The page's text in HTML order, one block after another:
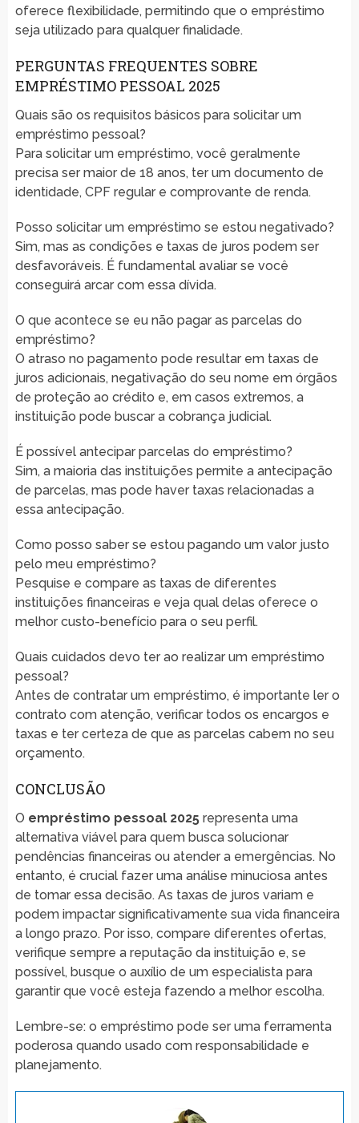
oferece flexibilidade, permitindo que o empréstimo
seja utilizado para qualquer finalidade.
PERGUNTAS FREQUENTES SOBRE
EMPRÉSTIMO PESSOAL 2025
Quais são os requisitos básicos para solicitar um
empréstimo pessoal?
Para solicitar um empréstimo, você geralmente
precisa ser maior de 18 anos, ter um documento de
identidade, CPF regular e comprovante de renda.
Posso solicitar um empréstimo se estou negativado?
Sim, mas as condições e taxas de juros podem ser
desfavoráveis. É fundamental avaliar se você
conseguirá arcar com essa dívida.
O que acontece se eu não pagar as parcelas do
empréstimo?
O atraso no pagamento pode resultar em taxas de
juros adicionais, negativação do seu nome em órgãos
de proteção ao crédito e, em casos extremos, a
instituição pode buscar a cobrança judicial.
É possível antecipar parcelas do empréstimo?
Sim, a maioria das instituições permite a antecipação
de parcelas, mas pode haver taxas relacionadas a
essa antecipação.
Como posso saber se estou pagando um valor justo
pelo meu empréstimo?
Pesquise e compare as taxas de diferentes
instituições financeiras e veja qual delas oferece o
melhor custo-benefício para o seu perfil.
Quais cuidados devo ter ao realizar um empréstimo
pessoal?
Antes de contratar um empréstimo, é importante ler o
contrato com atenção, verificar todos os encargos e
taxas e ter certeza de que as parcelas cabem no seu
orçamento.
CONCLUSÃO
O empréstimo pessoal 2025representa uma
alternativa viável para quem busca solucionar
pendências financeiras ou atender a emergências. No
entanto, é crucial fazer uma análise minuciosa antes
de tomar essa decisão. As taxas de juros variam e
podem impactar significativamente sua vida financeira
a longo prazo. Por isso, compare diferentes ofertas,
verifique sempre a reputação da instituição e, se
possível, busque o auxílio de um especialista para
garantir que você esteja fazendo a melhor escolha.
Lembre-se: o empréstimo pode ser uma ferramenta
poderosa quando usado com responsabilidade e
planejamento.